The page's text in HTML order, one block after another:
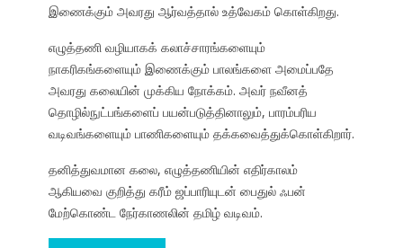
இணைக்கும் அவரது ஆர்வத்தால் உத்வேகம் கொள்கிறது.
எழுத்தணி வழியாகக் கலாச்சாரங்களையும்
நாகரிகங்களையும் இணைக்கும் பாலங்களை அமைப்பதே
அவரது கலையின் முக்கிய நோக்கம். அவர் நவீனத்
தொழில்நுட்பங்களைப் பயன்படுத்தினாலும், பாரம்பரிய
வடிவங்களையும் பாணிகளையும் தக்கவைத்துக்கொள்கிறார்.
தனித்துவமான கலை, எழுத்தணியின் எதிர்காலம்
ஆகியவை குறித்து கரீம் ஜப்பாரியுடன் பைதுல் ஃபன்
மேற்கொண்ட நேர்காணலின் தமிழ் வடிவம்.